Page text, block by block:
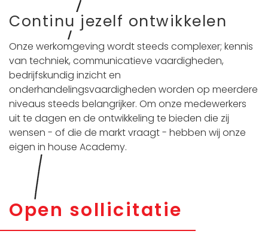
Continu jezelf ontwikkelen
Onze werkomgeving wordt steeds complexer; kennis
van techniek, communicatieve vaardigheden,
bedrijfskundig inzicht en
onderhandelingsvaardigheden worden op meerdere
niveaus steeds belangrijker. Om onze medewerkers
uit te dagen en de ontwikkeling te bieden die zij
wensen - of die de markt vraagt - hebben wij onze
eigen in house Academy.
Open sollicitatie